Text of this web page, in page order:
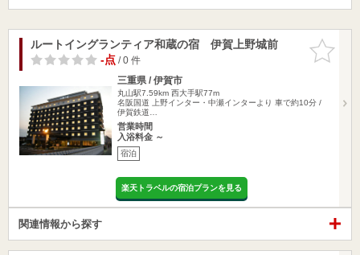
お気に入
りに追加
ルートイングランティア和蔵の宿 伊賀上野城前
-点/ 0 件
三重県 / 伊賀市
丸山駅7.59km 西大手駅77m
名阪国道 上野インター・中瀬インターより 車で約10分 /
伊賀鉄道…
営業時間
入浴料金 ～
宿泊
楽天トラベルの宿泊プランを見る
関連情報から探す